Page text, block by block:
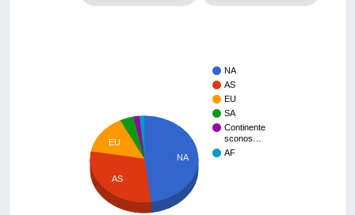
NA
AS
EU
SA
Continente
sconos…
AF
NA
EU
AS